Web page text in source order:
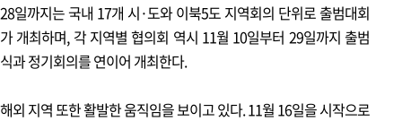
28일까지는 국내 17개 시·도와 이북5도 지역회의 단위로 출범대회
가 개최하며, 각 지역별 협의회 역시 11월 10일부터 29일까지 출범
식과 정기회의를 연이어 개최한다.
해외 지역 또한 활발한 움직임을 보이고 있다. 11월 16일을 시작으로